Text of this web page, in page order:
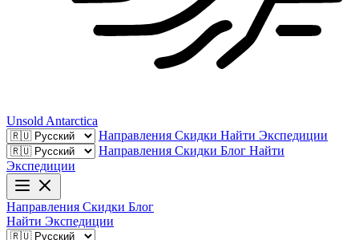
Unsold Antarctica
Направления Скидки Найти Экспедиции
Направления Скидки Блог Найти
Экспедиции
Направления Скидки Блог
Найти Экспедиции